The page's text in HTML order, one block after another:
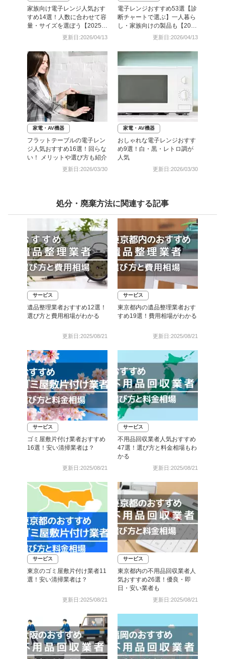
家族向け電子レンジ人気おす
すめ14選！人数に合わせて容
量・サイズを選ぼう【2025
更新日:2026/04/13
電子レンジおすすめ53選【診
断チャートで選ぶ】一人暮ら
し・家族向けの製品も【2025
更新日:2026/04/13
家電・AV機器
フラットテーブルの電子レン
ジ人気おすすめ16選！回らな
い！ メリットや選び方も紹介
更新日:2026/03/30
家電・AV機器
おしゃれな電子レンジおすす
め9選！白・黒・レトロ調が
人気
更新日:2026/03/30
処分・廃棄方法に関連する記事
サービス
遺品整理業者おすすめ12選！
選び方と費用相場がわかる
更新日:2025/08/21
サービス
東京都内の遺品整理業者おす
すめ19選！費用相場がわかる
更新日:2025/08/21
サービス
ゴミ屋敷片付け業者おすすめ
16選！安い清掃業者は？
更新日:2025/08/21
サービス
不用品回収業者人気おすすめ
47選！選び方と料金相場もわ
かる
更新日:2025/08/21
サービス
東京のゴミ屋敷片付け業者11
選！安い清掃業者は？
更新日:2025/08/21
サービス
東京都内の不用品回収業者人
気おすすめ26選！優良・即
日・安い業者も
更新日:2025/08/21